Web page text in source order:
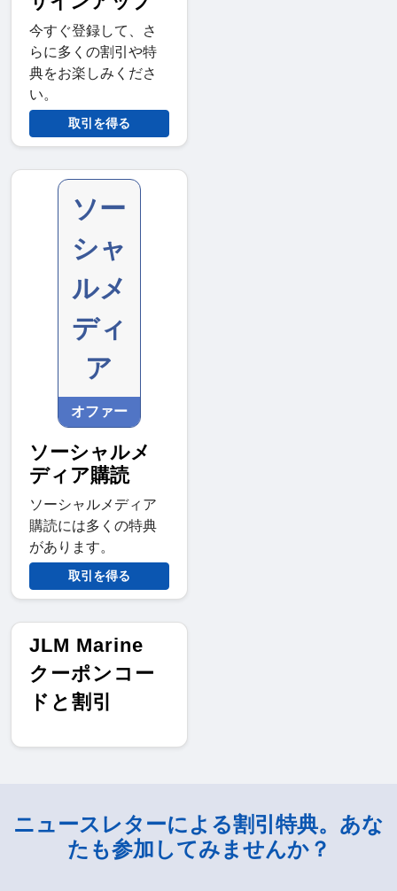
今すぐ登録して、さ
らに多くの割引や特
典をお楽しみくださ
い。
取引を得る
ソー
シャ
ルメ
ディ
ア
オファー
ソーシャルメ
ディア購読
ソーシャルメディア
購読には多くの特典
があります。
取引を得る
JLM Marine
クーポンコー
ドと割引
ニュースレターによる割引特典。あな
たも参加してみませんか？